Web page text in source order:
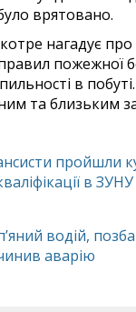
врятовано.
нагадує
пожежної
пильності в
та близьким
пройшли
в ЗУНУ
водій,
аварію